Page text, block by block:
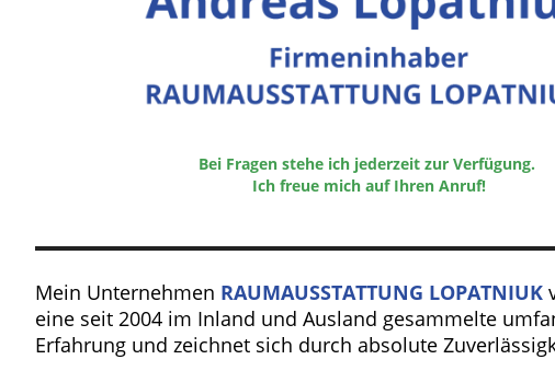
Bei Fragen stehe ich jederzeit zur Verfügung.
Ich freue mich auf Ihren Anruf!
Mein Unternehmen RAUMAUSSTATTUNG LOPATNIUK
eine seit 2004 im Inland und Ausland gesammelte
Erfahrung und zeichnet sich durch absolute